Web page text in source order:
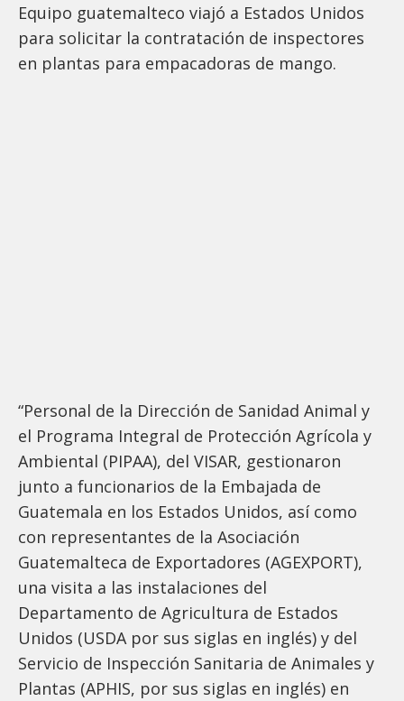
Equipo guatemalteco viajó a Estados Unidos
para solicitar la contratación de inspectores
en plantas para empacadoras de mango.
“Personal de la Dirección de Sanidad Animal y
el Programa Integral de Protección Agrícola y
Ambiental (PIPAA), del VISAR, gestionaron
junto a funcionarios de la Embajada de
Guatemala en los Estados Unidos, así como
con representantes de la Asociación
Guatemalteca de Exportadores (AGEXPORT),
una visita a las instalaciones del
Departamento de Agricultura de Estados
Unidos (USDA por sus siglas en inglés) y del
Servicio de Inspección Sanitaria de Animales y
Plantas (APHIS, por sus siglas en inglés) en